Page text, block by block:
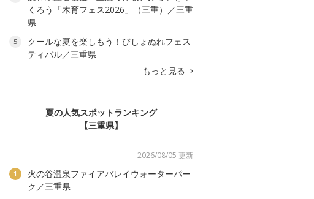
くろう「木育フェス2026」（三重）／三重
県
5
クールな夏を楽しもう！びしょぬれフェス
ティバル／三重県
もっと見る
夏の人気スポットランキング
【三重県】
2026/08/05 更新
1
火の谷温泉ファイアバレイウォーターパー
ク／三重県